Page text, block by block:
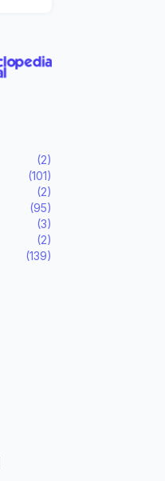
(2)
(101)
(2)
(95)
(3)
(2)
(139)